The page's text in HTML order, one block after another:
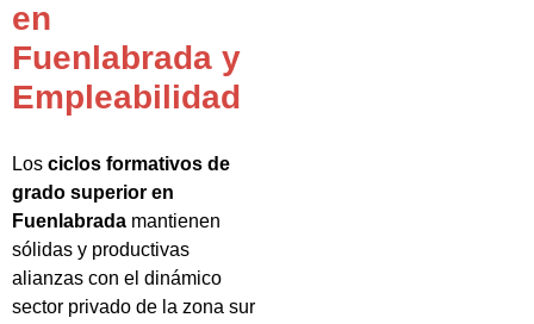
en
Fuenlabrada y
Empleabilidad
Los ciclos formativos de
grado superior en
Fuenlabrada mantienen
sólidas y productivas
alianzas con el dinámico
sector privado de la zona sur